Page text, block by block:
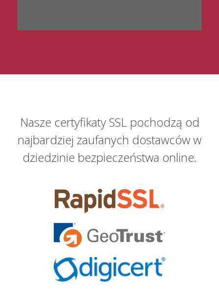
Nasze certyfikaty SSL pochodzą od
najbardziej zaufanych dostawców w
dziedzinie bezpieczeństwa online.